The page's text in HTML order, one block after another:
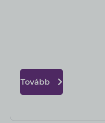
Tovább